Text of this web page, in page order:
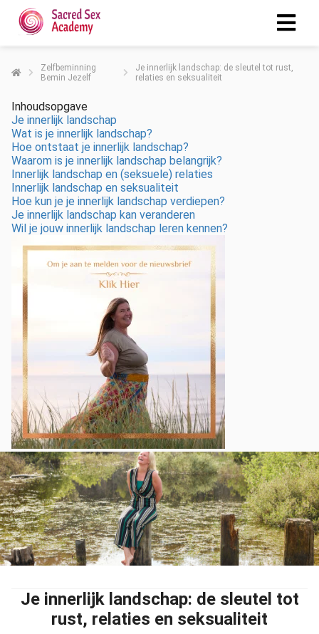
Zelfbeminning
Bemin Jezelf
Je innerlijk landschap: de sleutel tot rust,
relaties en seksualiteit
Inhoudsopgave
Je innerlijk landschap
Wat is je innerlijk landschap?
Hoe ontstaat je innerlijk landschap?
Waarom is je innerlijk landschap belangrijk?
Innerlijk landschap en (seksuele) relaties
Innerlijk landschap en seksualiteit
Hoe kun je je innerlijk landschap verdiepen?
Je innerlijk landschap kan veranderen
Wil je jouw innerlijk landschap leren kennen?
Je innerlijk landschap: de sleutel tot
rust, relaties en seksualiteit